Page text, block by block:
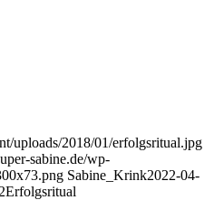
uploads/2018/01/erfolgsritual.jpg
sabine.de/wp-
Sabine_Krink2022-04-
Erfolgsritual